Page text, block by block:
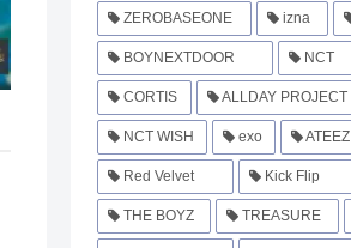
ZEROBASEONE izna
BOYNEXTDOOR NCT
CORTIS ALLDAY PROJECT
NCT WISH exo ATEEZ
Red Velvet Kick Flip
THE BOYZ TREASURE